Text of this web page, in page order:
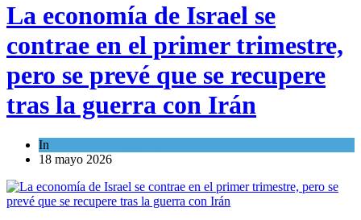
La economía de Israel se
contrae en el primer trimestre,
pero se prevé que se recupere
tras la guerra con Irán
In
18 mayo 2026